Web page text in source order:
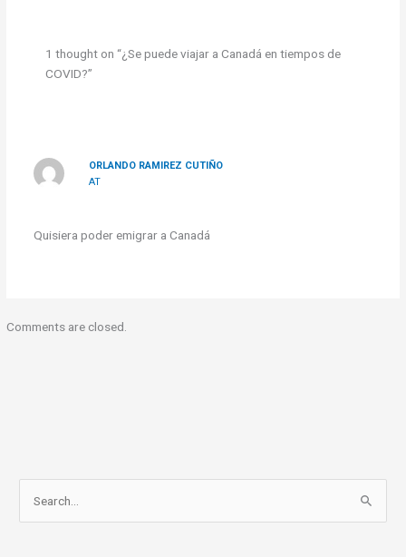
1 thought on “¿Se puede viajar a Canadá en tiempos de
COVID?”
ORLANDO RAMIREZ CUTIÑO
AT
Quisiera poder emigrar a Canadá
Comments are closed.